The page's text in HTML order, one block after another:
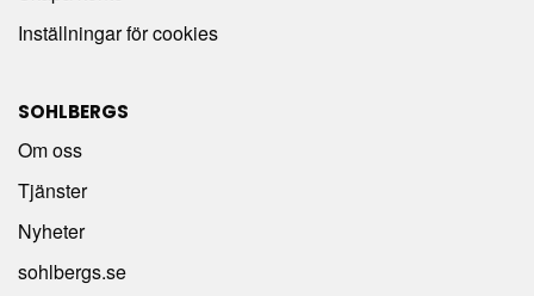
Inställningar för cookies
SOHLBERGS
Om oss
Tjänster
Nyheter
sohlbergs.se